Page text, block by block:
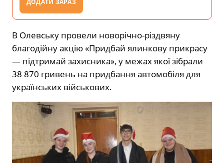
ДОДАТИ ЗАРАЗ
В Олевську провели новорічно-різдвяну
благодійну акцію «Придбай ялинкову прикрасу
— підтримай захисника», у межах якої зібрали
38 870 гривень на придбання автомобіля для
українських військових.